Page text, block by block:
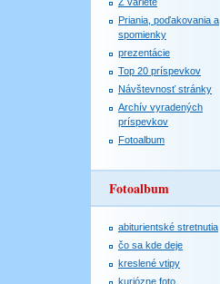
Priania, poďakovania a
spomienky
prezentácie
Top 20 príspevkov
Návštevnosť stránky
Archív vyradených
príspevkov
Fotoalbum
Fotoalbum
abiturientské stretnutia
čo sa kde deje
kreslené vtipy
kuriózne foto